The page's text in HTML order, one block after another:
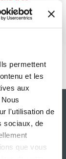
permettent
et les
aux
l'utilisation de
sociaux, de
que vous